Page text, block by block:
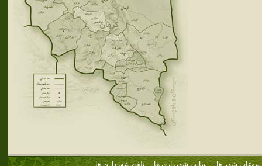
سوغات شهر ها سایت شهرداری ها تلفن شهرداری ها